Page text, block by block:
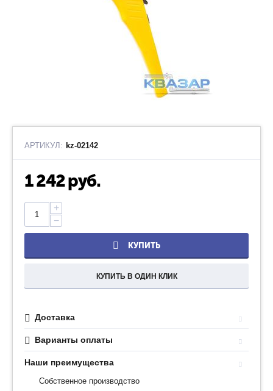
АРТИКУЛ: kz-02142
1 242руб.
+
−
КУПИТЬ
КУПИТЬ В ОДИН КЛИК
Доставка
Варианты оплаты
Наши преимущества
Собственное производство